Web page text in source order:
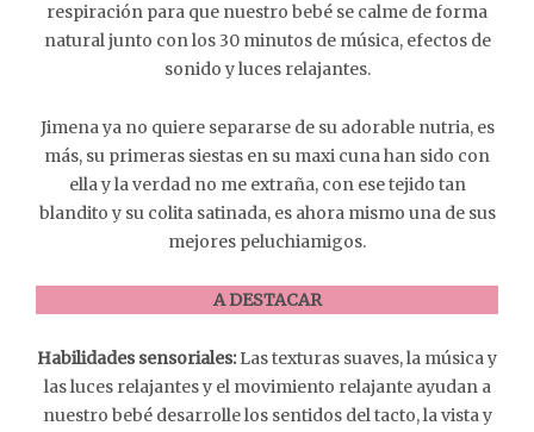
respiración para que nuestro bebé se calme de forma
natural junto con los 30 minutos de música, efectos de
sonido y luces relajantes.
Jimena ya no quiere separarse de su adorable nutria, es
más, su primeras siestas en su maxi cuna han sido con
ella y la verdad no me extraña, con ese tejido tan
blandito y su colita satinada, es ahora mismo una de sus
mejores peluchiamigos.
A DESTACAR
Habilidades sensoriales:Las texturas suaves, la música y
las luces relajantes y el movimiento relajante ayudan a
nuestro bebé desarrolle los sentidos del tacto, la vista y